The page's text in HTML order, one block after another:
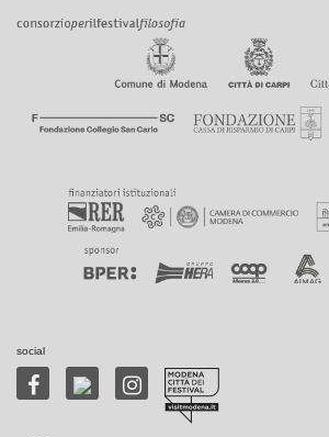
social